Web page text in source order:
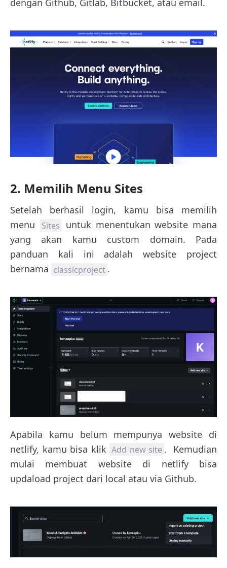
dengan Github, Gitlab, Bitbucket, atau email.
2. Memilih Menu Sites
Setelah berhasil login, kamu bisa memilih
menu
Sites
untuk menentukan website mana
yang akan kamu custom domain. Pada
panduan kali ini adalah website project
bernama classicproject .
Apabila kamu belum mempunya website di
netlify, kamu bisa klik Add new site . Kemudian
mulai membuat website di netlify bisa
updaload project dari local atau via Github.